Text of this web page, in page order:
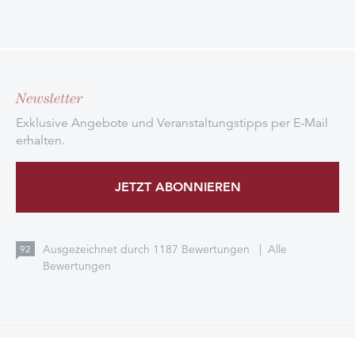
Newsletter
Exklusive Angebote und Veranstaltungstipps per E-Mail
erhalten.
JETZT ABONNIEREN
92 Ausgezeichnet durch 1187 Bewertungen | Alle
Bewertungen